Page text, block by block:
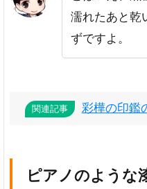
濡れたあと乾
ずですよ。
関連記事 彩樺の印鑑
ピアノのような